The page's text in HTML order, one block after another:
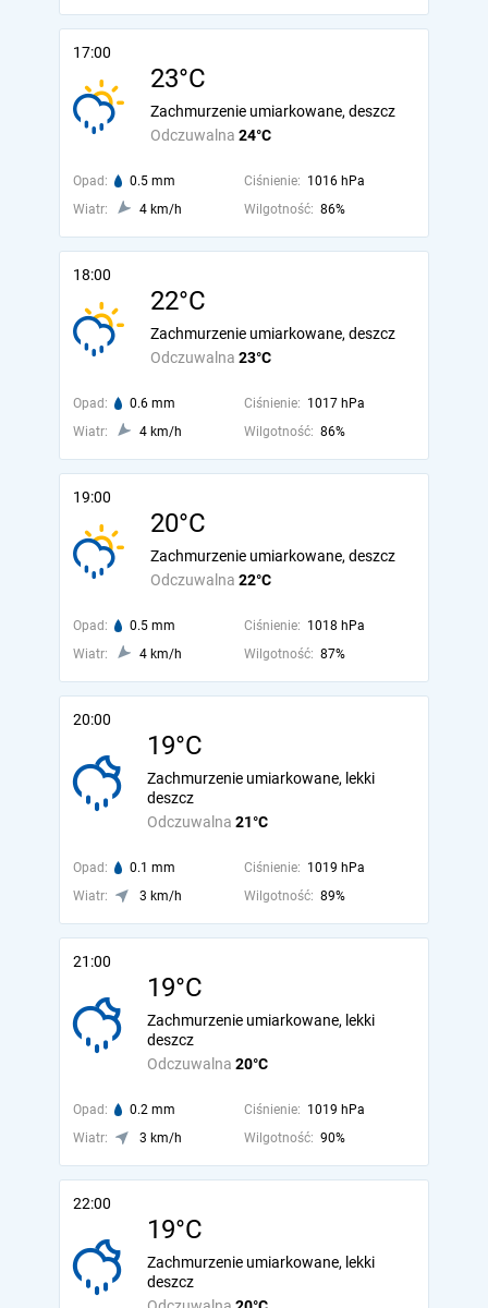
17:00
23°C
Odczuwalna 24°C
Zachmurzenie umiarkowane, deszcz
Opad: 0.5 mm Ciśnienie: 1016 hPa
Wiatr:
4 km/h Wilgotność: 86%
18:00
22°C
Odczuwalna 23°C
Zachmurzenie umiarkowane, deszcz
Opad: 0.6 mm Ciśnienie: 1017 hPa
Wiatr:
4 km/h Wilgotność: 86%
19:00
20°C
Odczuwalna 22°C
Zachmurzenie umiarkowane, deszcz
Opad: 0.5 mm Ciśnienie: 1018 hPa
Wiatr:
4 km/h Wilgotność: 87%
20:00
19°C
Odczuwalna 21°C
Zachmurzenie umiarkowane, lekki
deszcz
Opad: 0.1 mm Ciśnienie: 1019 hPa
Wiatr:
3 km/h Wilgotność: 89%
21:00
19°C
Odczuwalna 20°C
Zachmurzenie umiarkowane, lekki
deszcz
Opad: 0.2 mm Ciśnienie: 1019 hPa
Wiatr:
3 km/h Wilgotność: 90%
22:00
19°C
Zachmurzenie umiarkowane, lekki
deszcz